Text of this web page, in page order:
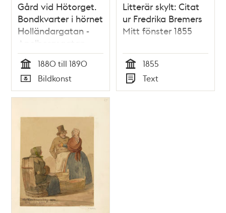
Gård vid Hötorget.
Bondkvarter i hörnet
Holländargatan -
Apelbergsgatan
Tid
1880 till 1890
Typ
Bildkonst
Litterär skylt: Citat
ur Fredrika Bremers
Mitt fönster 1855
Tid
1855
Typ
Text